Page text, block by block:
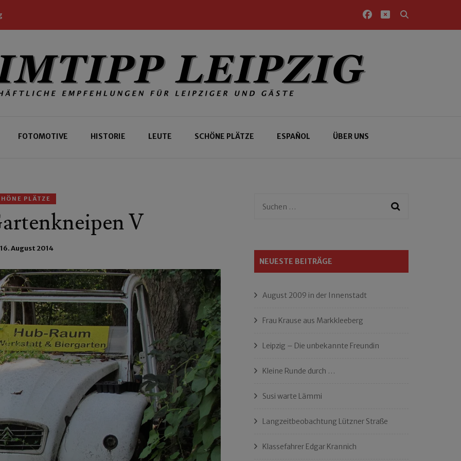
FOTOMOTIVE HISTORIE LEUTE SCHÖNE PLÄTZE ESPAÑOL ÜBER UNS
PLÄTZE
V
16. August 2014
Suchen
NEUESTE BEITRÄGE
August 2009 in der Innenstadt
Frau Krause aus Markkleeberg
Leipzig – Die unbekannte Freundin
Kleine Runde durch …
Susi warte Lämmi
Langzeitbeobachtung Lützner Straße
Klassefahrer Edgar Krannich